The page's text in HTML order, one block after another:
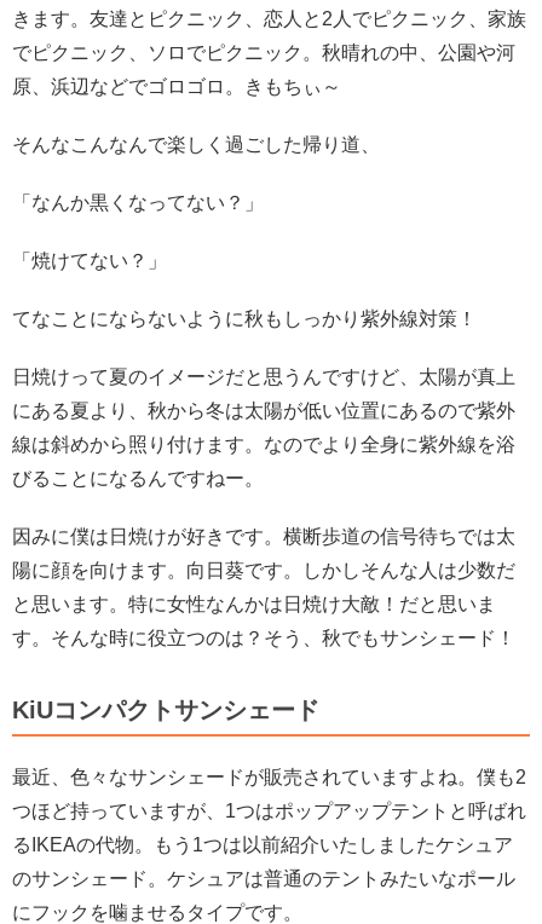
きます。友達とピクニック、恋人と2人でピクニック、家族
でピクニック、ソロでピクニック。秋晴れの中、公園や河
原、浜辺などでゴロゴロ。きもちぃ～
そんなこんなんで楽しく過ごした帰り道、
「なんか黒くなってない？」
「焼けてない？」
てなことにならないように秋もしっかり紫外線対策！
日焼けって夏のイメージだと思うんですけど、太陽が真上
にある夏より、秋から冬は太陽が低い位置にあるので紫外
線は斜めから照り付けます。なのでより全身に紫外線を浴
びることになるんですねー。
因みに僕は日焼けが好きです。横断歩道の信号待ちでは太
陽に顔を向けます。向日葵です。しかしそんな人は少数だ
と思います。特に女性なんかは日焼け大敵！だと思いま
す。そんな時に役立つのは？そう、秋でもサンシェード！
KiUコンパクトサンシェード
最近、色々なサンシェードが販売されていますよね。僕も2
つほど持っていますが、1つはポップアップテントと呼ばれ
るIKEAの代物。もう1つは以前紹介いたしましたケシュア
のサンシェード。ケシュアは普通のテントみたいなポール
にフックを噛ませるタイプです。